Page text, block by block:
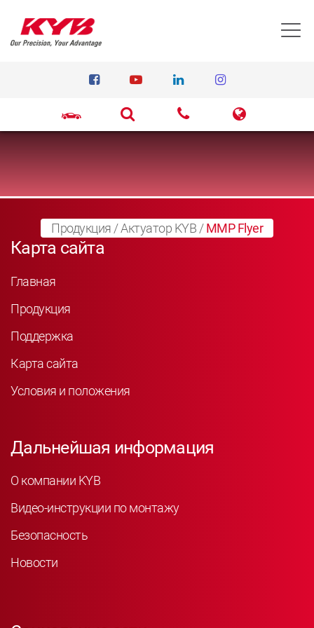
Продукция /Актуатор KYB /MMP Flyer
Карта сайта
Главная
Продукция
Поддержка
Карта сайта
Условия и положения
Дальнейшая информация
О компании KYB
Видео-инструкции по монтажу
Безопасность
Новости